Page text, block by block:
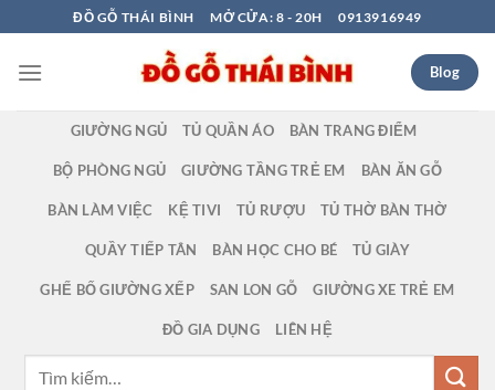
qua
nội
ĐỒ GỖ THÁI BÌNH MỞ CỬA: 8 - 20H 0913916949
Blog
GIƯỜNG NGỦ TỦ QUẦN ÁO BÀN TRANG ĐIỂM
BỘ PHÒNG NGỦ GIƯỜNG TẦNG TRẺ EM BÀN ĂN GỖ
BÀN LÀM VIỆC KỆ TIVI TỦ RƯỢU TỦ THỜ BÀN THỜ
QUẦY TIẾP TÂN BÀN HỌC CHO BÉ TỦ GIÀY
GHẾ BỐ GIƯỜNG XẾP SAN LON GỖ GIƯỜNG XE TRẺ EM
ĐỒ GIA DỤNG LIÊN HỆ